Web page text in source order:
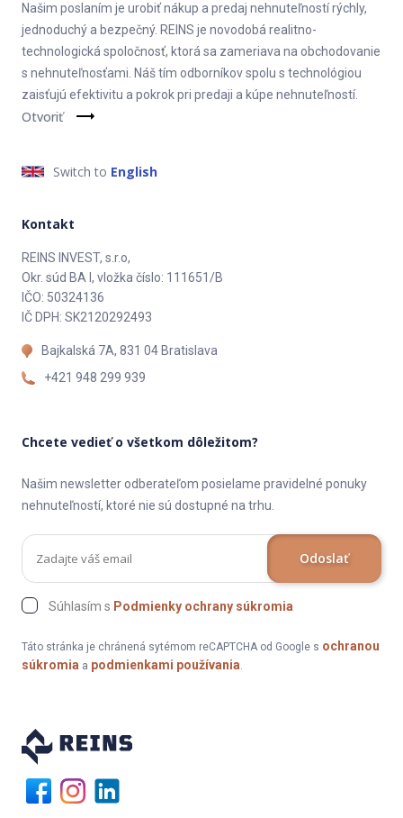
Našim poslaním je urobiť nákup a predaj nehnuteľností rýchly,
jednoduchý a bezpečný. REINS je novodobá realitno-
technologická spoločnosť, ktorá sa zameriava na obchodovanie
s nehnuteľnosťami. Náš tím odborníkov spolu s technológiou
zaisťujú efektivitu a pokrok pri predaji a kúpe nehnuteľností.
Otvoriť
Switch to English
Kontakt
REINS INVEST, s.r.o,
Okr. súd BA I, vložka číslo: 111651/B
IČO: 50324136
IČ DPH: SK2120292493
Bajkalská 7A, 831 04 Bratislava
+421 948 299 939
Chcete vedieť o všetkom dôležitom?
Našim newsletter odberateľom posielame pravidelné ponuky
nehnuteľností, ktoré nie sú dostupné na trhu.
Odoslať
Súhlasím s Podmienky ochrany súkromia
Táto stránka je chránená sytémom reCAPTCHA od Google s ochranou
súkromia a podmienkami používania.